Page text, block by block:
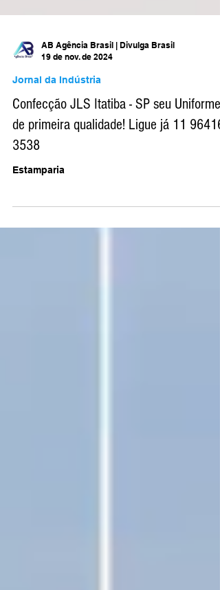
19 de nov. de 2024
Jornal da Indústria
Confecção JLS Itatiba - SP seu Uniformes
de primeira qualidade! Ligue já 11 96416-
3538